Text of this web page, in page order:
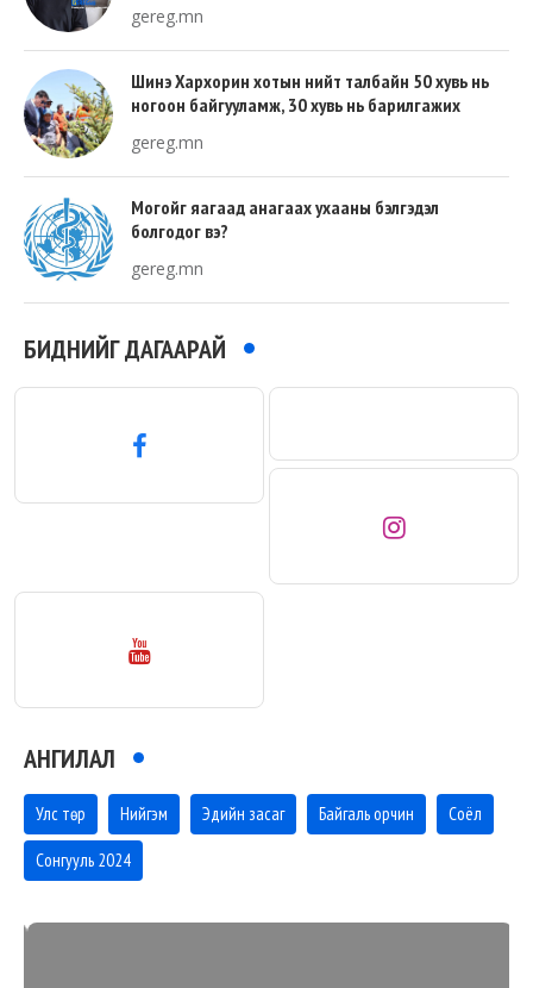
gereg.mn
Шинэ Хархорин хотын нийт талбайн 50 хувь нь
ногоон байгууламж, 30 хувь нь барилгажих
gereg.mn
Могойг яагаад анагаах ухааны бэлгэдэл
болгодог вэ?
gereg.mn
БИДНИЙГ ДАГААРАЙ
АНГИЛАЛ
Улс төр Нийгэм Эдийн засаг Байгаль орчин Соёл
Сонгууль 2024